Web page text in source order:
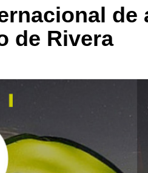
de
de Rivera